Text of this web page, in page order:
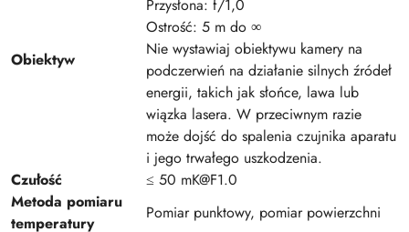
Obiektyw
Przysłona: f/1,0
Ostrość: 5 m do ∞
Nie wystawiaj obiektywu kamery na
podczerwień na działanie silnych źródeł
energii, takich jak słońce, lawa lub
wiązka lasera. W przeciwnym razie
może dojść do spalenia czujnika aparatu
i jego trwałego uszkodzenia.
Czułość
≤ 50 mK@F1.0
Metoda pomiaru
temperatury
Pomiar punktowy, pomiar powierzchni